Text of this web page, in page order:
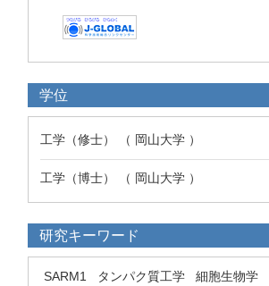
学位
工学（修士） （ 岡山大学 ）
工学（博士） （ 岡山大学 ）
研究キーワード
SARM1 タンパク質工学 細胞生物学